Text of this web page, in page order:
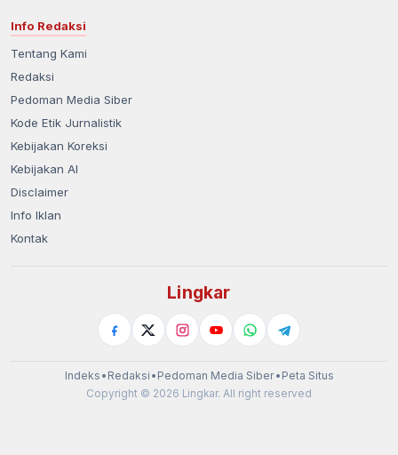
Info Redaksi
Tentang Kami
Redaksi
Pedoman Media Siber
Kode Etik Jurnalistik
Kebijakan Koreksi
Kebijakan AI
Disclaimer
Info Iklan
Kontak
Lingkar
Indeks • Redaksi • Pedoman Media Siber• Peta Situs
Copyright © 2026 Lingkar. All right reserved